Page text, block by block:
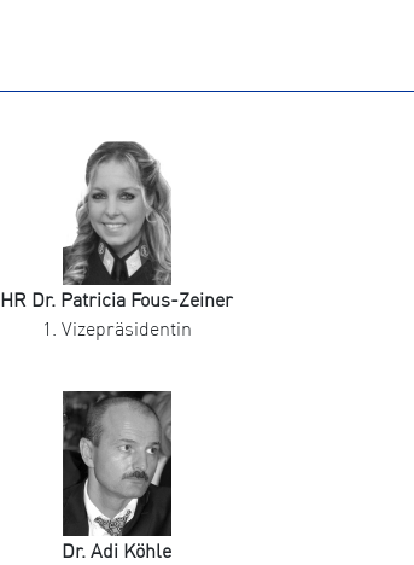
HR Dr. Patricia Fous-Zeiner
1. Vizepräsidentin
Dr. Adi Köhle